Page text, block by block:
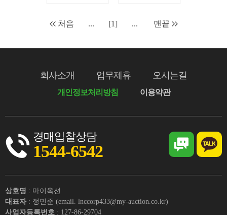
처음 ... [1] ... 맨끝
회사소개 업무제휴 오시는길
개인정보처리방침 이용약관
경매입찰상담
1544-6542
상호명 : 마이옥션
대표자 : 정민준 (email. lnccorp433@my-auction.co.kr)
사업자등록번호 : 127-86-29704